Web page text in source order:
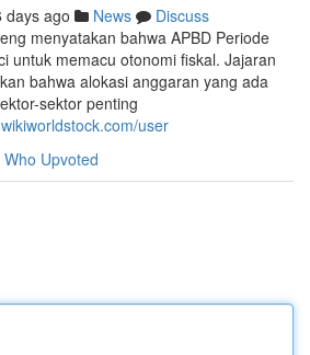
days ago News
Discuss
menyatakan bahwa APBD Periode
untuk memacu otonomi fiskal. Jajaran
bahwa alokasi anggaran yang ada
sektor penting
user
Who Upvoted